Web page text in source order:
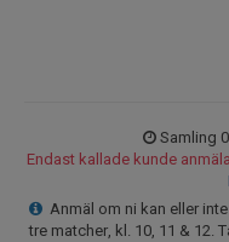
Samling
Endast kallade kunde
Anmäl om ni kan eller
tre matcher, kl. 10, 11 & 12.